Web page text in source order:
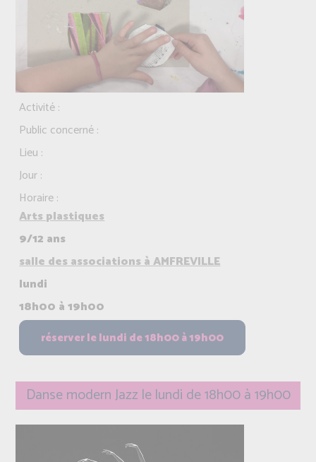
Activité :
Public concerné :
Lieu :
Jour :
Horaire :
Arts plastiques
9/12 ans
salle des associations à AMFREVILLE
lundi
18h00 à 19h00
Danse modern Jazz le lundi de 18h00 à 19h00